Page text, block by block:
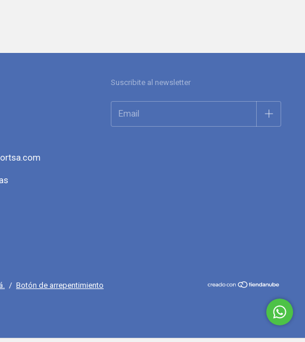
Suscribite al newsletter
/ Botón de arrepentimiento